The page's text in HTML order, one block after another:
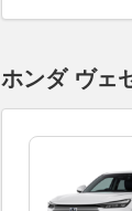
ホンダ ヴェ